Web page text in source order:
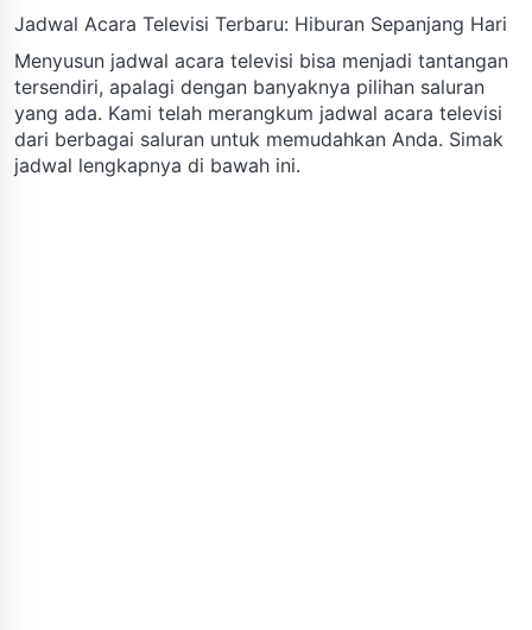
Jadwal Acara Televisi Terbaru: Hiburan Sepanjang Hari
Menyusun jadwal acara televisi bisa menjadi tantangan
tersendiri, apalagi dengan banyaknya pilihan saluran
yang ada. Kami telah merangkum jadwal acara televisi
dari berbagai saluran untuk memudahkan Anda. Simak
jadwal lengkapnya di bawah ini.